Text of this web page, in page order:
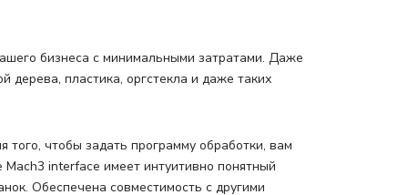
бизнеса с минимальными затратами. Даже
дерева, пластика, оргстекла и даже таких
чтобы задать программу обработки, вам
interface имеет интуитивно понятный
Обеспечена совместимость с другими